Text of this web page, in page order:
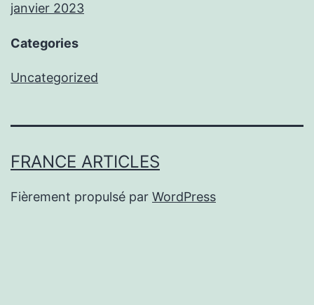
janvier 2023
Categories
Uncategorized
FRANCE ARTICLES
Fièrement propulsé par WordPress